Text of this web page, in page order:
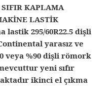
KAPLAMA
LASTİK
lastik 295/60R22.5 dişli
yarasız ve
veya %90 dişli römork
yeni sıfır
ikinci el çıkma